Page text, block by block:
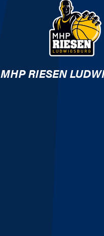
MHP RIESEN